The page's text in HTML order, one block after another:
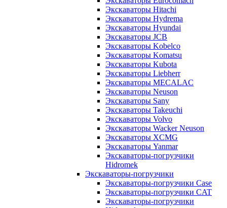
Экскаваторы Hitachi
Экскаваторы Hydrema
Экскаваторы Hyundai
Экскаваторы JCB
Экскаваторы Kobelco
Экскаваторы Komatsu
Экскаваторы Kubota
Экскаваторы Liebherr
Экскаваторы MECALAC
Экскаваторы Neuson
Экскаваторы Sany
Экскаваторы Takeuchi
Экскаваторы Volvo
Экскаваторы Wacker Neuson
Экскаваторы XCMG
Экскаваторы Yanmar
Экскаваторы-погрузчики
Hidromek
Экскаваторы-погрузчики
Экскаваторы-погрузчики Case
Экскаваторы-погрузчики CAT
Экскаваторы-погрузчики